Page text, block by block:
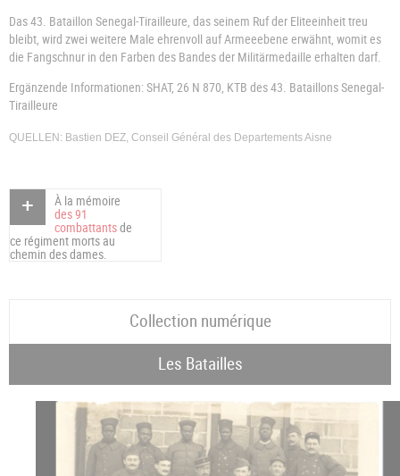
Das 43. Bataillon Senegal-Tirailleure, das seinem Ruf der Eliteeinheit treu
bleibt, wird zwei weitere Male ehrenvoll auf Armeeebene erwähnt, womit es
die Fangschnur in den Farben des Bandes der Militärmedaille erhalten darf.
Ergänzende Informationen: SHAT, 26 N 870, KTB des 43. Bataillons Senegal-
Tirailleure
QUELLEN: Bastien DEZ, Conseil Général des Departements Aisne
À la mémoire
des 91
combattantsde
ce régiment morts au
chemin des dames.
Collection numérique
Les Batailles